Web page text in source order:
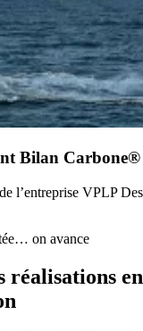
Bilan Carbone®
l’entreprise VPLP
on avance
réalisations en